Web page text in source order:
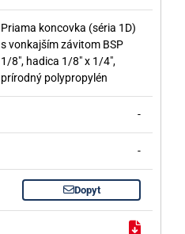
Priama koncovka (séria 1D)
s vonkajším závitom BSP
1/8", hadica 1/8" x 1/4",
prírodný polypropylén
-
-
Dopyt